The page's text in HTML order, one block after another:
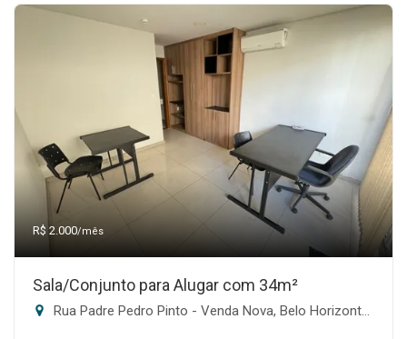
R$ 2.000/mês
Sala/Conjunto para Alugar com 34m²
Rua Padre Pedro Pinto - Venda Nova, Belo Horizonte-MG